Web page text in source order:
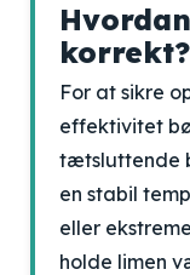
korrekt?
For at sikre
effektivitet
tætsluttende
en stabil
eller
holde limen